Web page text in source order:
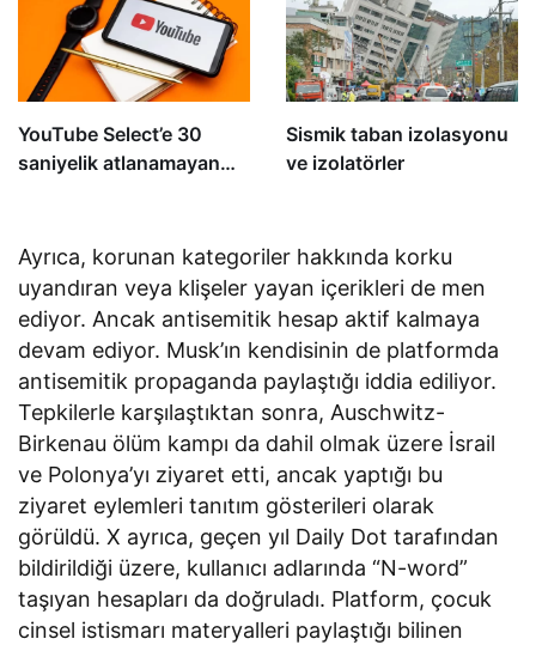
YouTube Select’e 30
saniyelik atlanamayan
Sismik taban izolasyonu
ve izolatörler
Ayrıca, korunan kategoriler hakkında korku
uyandıran veya klişeler yayan içerikleri de men
ediyor. Ancak antisemitik hesap aktif kalmaya
devam ediyor. Musk’ın kendisinin de platformda
antisemitik propaganda paylaştığı iddia ediliyor.
Tepkilerle karşılaştıktan sonra, Auschwitz-
Birkenau ölüm kampı da dahil olmak üzere İsrail
ve Polonya’yı ziyaret etti, ancak yaptığı bu
ziyaret eylemleri tanıtım gösterileri olarak
görüldü. X ayrıca, geçen yıl Daily Dot tarafından
bildirildiği üzere, kullanıcı adlarında “N-word”
taşıyan hesapları da doğruladı. Platform, çocuk
cinsel istismarı materyalleri paylaştığı bilinen